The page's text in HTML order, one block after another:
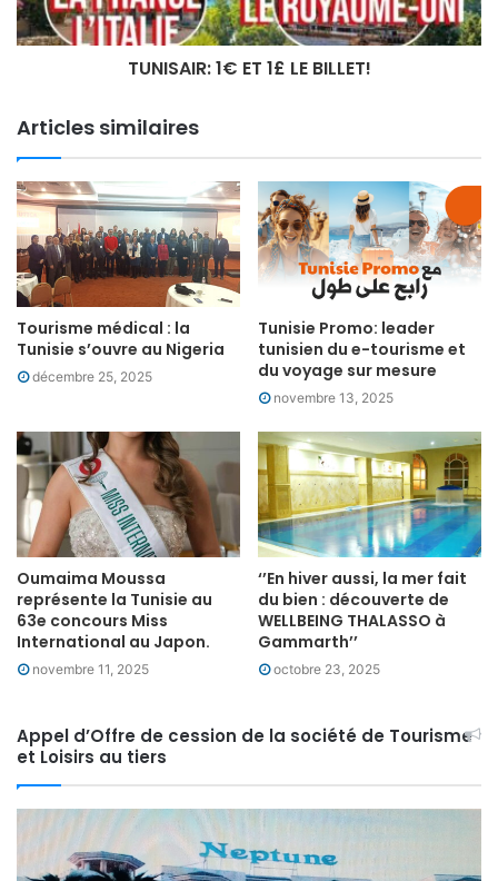
TUNISAIR: 1€ ET 1£ LE BILLET!
Articles similaires
Tourisme médical : la
Tunisie s’ouvre au Nigeria
décembre 25, 2025
Tunisie Promo: leader
tunisien du e-tourisme et
du voyage sur mesure
novembre 13, 2025
Oumaima Moussa
représente la Tunisie au
63e concours Miss
International au Japon.
novembre 11, 2025
‘’En hiver aussi, la mer fait
du bien : découverte de
WELLBEING THALASSO à
Gammarth’’
octobre 23, 2025
Appel d’Offre de cession de la société de Tourisme
et Loisirs au tiers